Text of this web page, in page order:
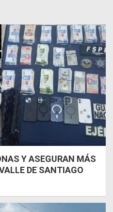
Y ASEGURAN MÁS
DE SANTIAGO